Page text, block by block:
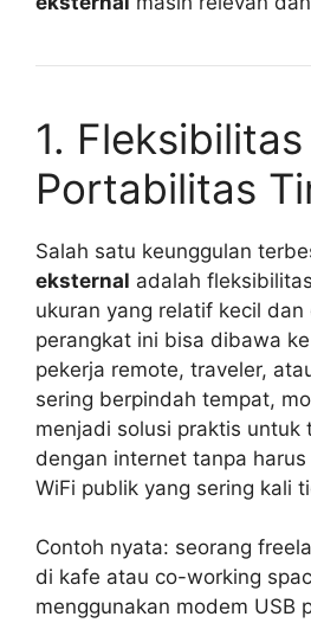
1.
Portabilitas
Salah satu keunggulan
eksternal adalah
ukuran yang relatif kecil
perangkat ini bisa dibawa
pekerja remote, traveler,
sering berpindah tempat,
menjadi solusi praktis untuk
dengan internet tanpa
WiFi publik yang sering kali
Contoh nyata: seorang
di kafe atau co-working
menggunakan modem USB